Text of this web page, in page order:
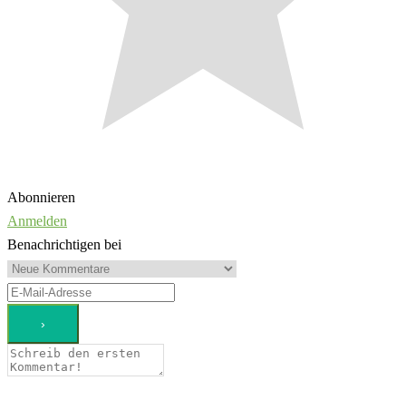
Abonnieren
Anmelden
Benachrichtigen bei